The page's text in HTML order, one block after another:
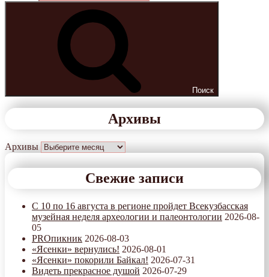
Поиск
Архивы
Архивы
Свежие записи
С 10 по 16 августа в регионе пройдет Всекузбасская
музейная неделя археологии и палеонтологии 2026-08-
05
PROпикник 2026-08-03
«Ясенки» вернулись! 2026-08-01
«Ясенки» покорили Байкал! 2026-07-31
Видеть прекрасное душой 2026-07-29